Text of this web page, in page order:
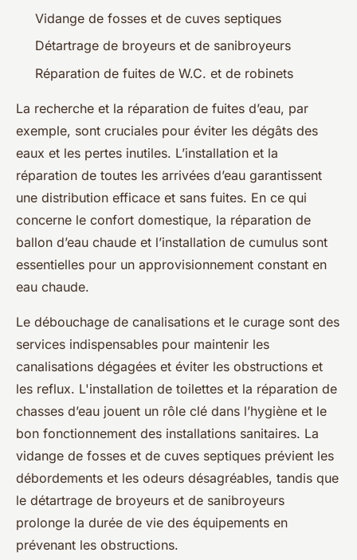
Vidange de fosses et de cuves septiques
Détartrage de broyeurs et de sanibroyeurs
Réparation de fuites de W.C. et de robinets
La recherche et la réparation de fuites d’eau, par
exemple, sont cruciales pour éviter les dégâts des
eaux et les pertes inutiles. L’installation et la
réparation de toutes les arrivées d’eau garantissent
une distribution efficace et sans fuites. En ce qui
concerne le confort domestique, la réparation de
ballon d’eau chaude et l’installation de cumulus sont
essentielles pour un approvisionnement constant en
eau chaude.
Le débouchage de canalisations et le curage sont des
services indispensables pour maintenir les
canalisations dégagées et éviter les obstructions et
les reflux. L'installation de toilettes et la réparation de
chasses d’eau jouent un rôle clé dans l’hygiène et le
bon fonctionnement des installations sanitaires. La
vidange de fosses et de cuves septiques prévient les
débordements et les odeurs désagréables, tandis que
le détartrage de broyeurs et de sanibroyeurs
prolonge la durée de vie des équipements en
prévenant les obstructions.